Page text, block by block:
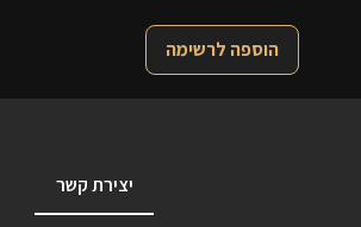
הוספה לרשימה
יצירת קשר